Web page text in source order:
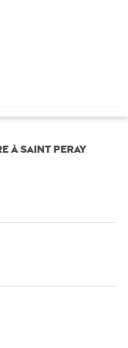
SAINT PERAY